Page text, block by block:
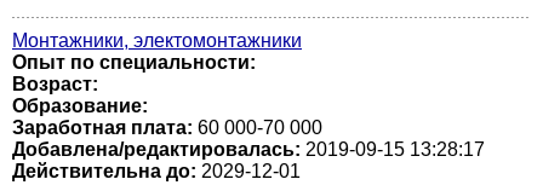
Монтажники, электомонтажники
Опыт по специальности:
Возраст:
Образование:
Заработная плата: 60 000-70 000
Добавлена/редактировалась: 2019-09-15 13:28:17
Действительна до: 2029-12-01